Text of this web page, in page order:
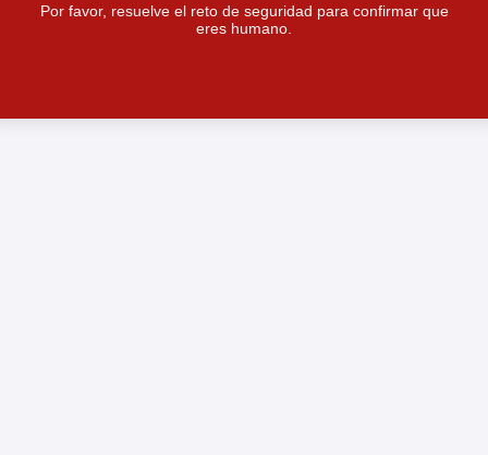
Por favor, resuelve el reto de seguridad para confirmar que
eres humano.